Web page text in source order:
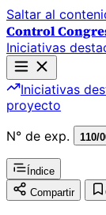
Saltar al
Control
Iniciativas
Iniciativas
proyecto
N° de exp.
110/
Índice
Compartir